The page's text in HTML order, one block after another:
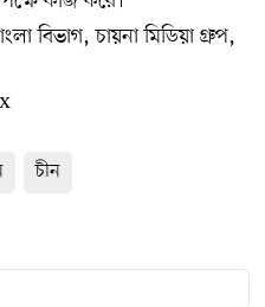
বিভাগ, চায়না মিডিয়া গ্রুপ,
চীন